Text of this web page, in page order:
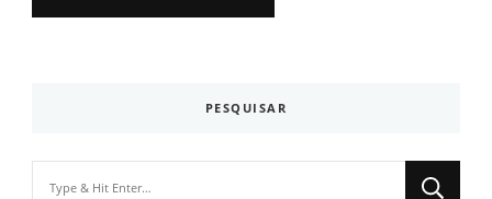
PESQUISAR